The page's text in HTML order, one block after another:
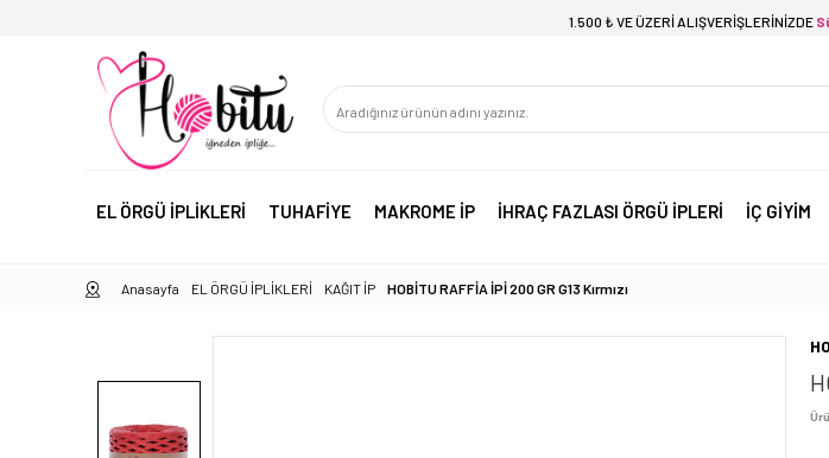
1.500 ₺ VE ÜZERİ ALIŞVERİŞLERİNİZDE
EL ÖRGÜ İPLİKLERİ TUHAFİYE MAKROME İP İHRAÇ FAZLASI ÖRGÜ İPLERİ İÇ GİYİM
Anasayfa EL ÖRGÜ İPLİKLERİ KAĞIT İP HOBİTU RAFFİA İPİ 200 GR G13 Kırmızı